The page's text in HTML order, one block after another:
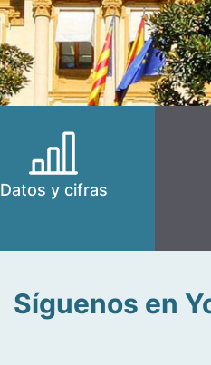
Datos y cifras
Síguenos en